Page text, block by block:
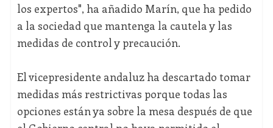
los expertos", ha añadido Marín, que ha pedido
a la sociedad que mantenga la cautela y las
medidas de control y precaución.
El vicepresidente andaluz ha descartado tomar
medidas más restrictivas porque todas las
opciones están ya sobre la mesa después de que